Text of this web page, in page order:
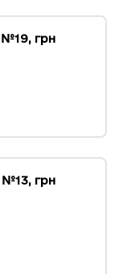
№19, грн
№13, грн